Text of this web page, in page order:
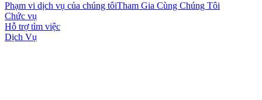
Phạm vi dịch vụ của chúng tôiTham Gia Cùng Chúng Tôi
Chức vụ
Hỗ trợ tìm việc
Dịch Vụ